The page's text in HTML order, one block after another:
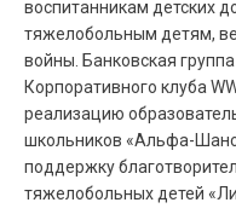
воспитанникам детских
тяжелобольным детям,
войны. Банковская
Корпоративного клуба
реализацию
школьников «Альфа-
поддержку
тяжелобольных детей